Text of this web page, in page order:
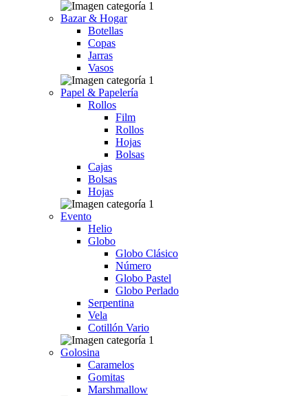
Bazar & Hogar
Botellas
Copas
Jarras
Vasos
Papel & Papelería
Rollos
Film
Rollos
Hojas
Bolsas
Cajas
Bolsas
Hojas
Evento
Helio
Globo
Globo Clásico
Número
Globo Pastel
Globo Perlado
Serpentina
Vela
Cotillón Vario
Golosina
Caramelos
Gomitas
Marshmallow